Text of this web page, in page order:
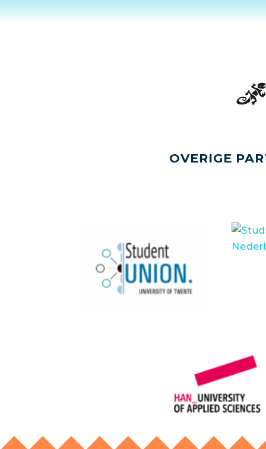
OVERIGE